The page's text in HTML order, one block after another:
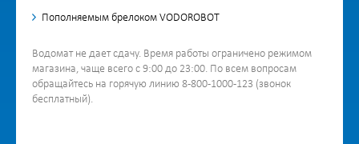
Пополняемым брелоком VODOROBOT
Водомат не дает сдачу. Время работы ограничено режимом
магазина, чаще всего с 9:00 до 23:00. По всем вопросам
обращайтесь на горячую линию 8-800-1000-123 (звонок
бесплатный).